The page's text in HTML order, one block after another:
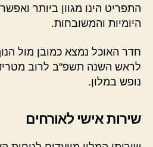
התפריט הינו מגוון ביותר
היומיות והמשובחות.
חדר האוכל נמצא כמובן מול
לראש השנה תשפ"ב לרוב
נופש במלון.
שירות אישי לאורחים